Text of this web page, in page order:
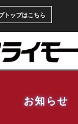
トップはこちら
お知らせ